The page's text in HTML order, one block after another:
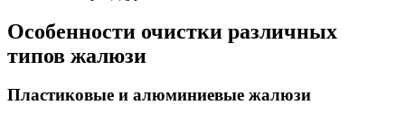
Особенности очистки различных
типов жалюзи
Пластиковые и алюминиевые жалюзи